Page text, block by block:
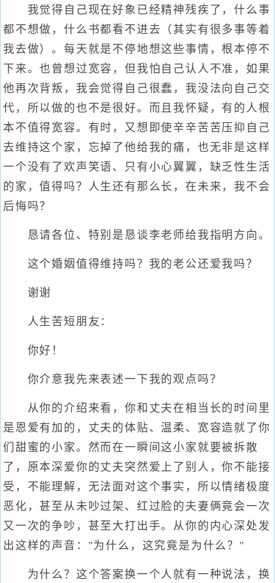
我觉得自己现在好象已经精神残疾了，什么事
都不想做，什么书都看不进去（其实有很多事等着
我去做）。每天就是不停地想这些事情，根本停不
下来。也曾想过宽容，但我怕自己认人不准，如果
他再次背叛，我会觉得自己很蠢，我没法向自己交
代，所以做的也不是很好。而且我怀疑，有的人根
本不值得宽容。有时，又想即使辛辛苦苦压抑自己
去维持这个家，忘掉了他给我的痛，也无非是这样
一个没有了欢声笑语、只有小心翼翼，缺乏性生活
的家，值得吗？人生还有那么长，在未来，我不会
后悔吗？
恳请各位、特别是恳谈李老师给我指明方向。
这个婚姻值得维持吗？我的老公还爱我吗？
谢谢
人生苦短朋友：
你好！
你介意我先来表述一下我的观点吗？
从你的介绍来看，你和丈夫在相当长的时间里
是恩爱有加的，丈夫的体贴、温柔、宽容造就了你
们甜蜜的小家。然而在一瞬间这小家就要被拆散
了，原本深爱你的丈夫突然爱上了别人，你不能接
受，不能理解，无法面对这个事实，所以情绪极度
恶化，甚至从未吵过架、红过脸的夫妻俩竟会一次
又一次的争吵，甚至大打出手。从你的内心深处发
出这样的声音："为什么，这究竟是为什么？"
为什么？这个答案换一个人就有一种说法，换